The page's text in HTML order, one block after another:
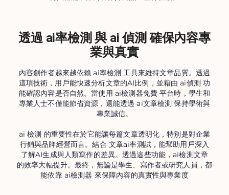
透過 ai率檢測 與 ai 偵測 確保內容專
業與真實
內容創作者越來越依賴 ai率檢測 工具來維持文章品質。透過
這項技術，用戶能快速分析文章的AI比例，並藉由 ai偵測 功
能確認內容是否自然。當使用 ai檢測器免費 平台時，學生和
專業人士不僅能節省資源，還能透過 ai文章檢測 保持學術與
專業誠信。
ai 檢測 的重要性在於它能讓每篇文章透明化，特別是對企業
行銷與品牌經營而言。結合 文章ai率測試，能幫助用戶深入
了解AI生成與人類寫作的差異。透過這些功能，ai檢測文章
的效率大幅提升。最終，無論是學生、寫作者或研究人員，都
能依靠 ai檢測器 來保障內容的真實性與專業度